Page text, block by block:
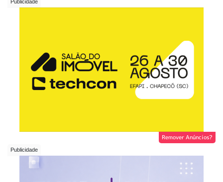
Remover Anúncios?